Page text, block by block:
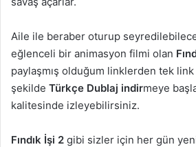
Aile ile beraber oturup
eğlenceli bir animasyon filmi olan
paylaşmış olduğum linklerden tek link
şekilde Türkçe Dublaj indirmeye
kalitesinde izleyebilirsiniz.
Fındık İşi 2 gibi sizler için her gün